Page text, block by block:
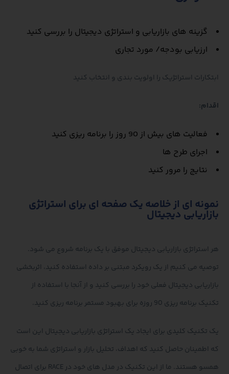
گزینه های بازاریابی و استراتژی دیجیتال را بررسی کنید
ارزیابی بودجه/ مورد تجاری
ابتکارات استراتژیک را اولویت بندی و انتخاب کنید
اقدام:
فعالیت های بیش از 90 روز را برنامه ریزی کنید
اجرای طرح ها
نتایج را مرور کنید
نمونه ای از خلاصه یک صفحه ای برای استراتژی
بازاریابی دیجیتال
هر استراتژی بازاریابی دیجیتال موفق با یک برنامه شروع می شود.
توصیه می کنیم از یک رویکرد مبتنی بر داده استفاده کنید، اثربخشی
بازاریابی دیجیتال فعلی خود را بررسی کنید و از آنجا با استفاده از
تکنیک برنامه ریزی 90 روزه برای بهبود مستمر برنامه ریزی کنید.
یک تکنیک کلیدی برای ایجاد یک استراتژی بازاریابی دیجیتال این است
که اطمینان حاصل کنید که اهداف، تحلیل بازار و استراتژی شما به خوبی
همسو هستند. ما از این تکنیک در مدل های خود در RACE برای اتصال